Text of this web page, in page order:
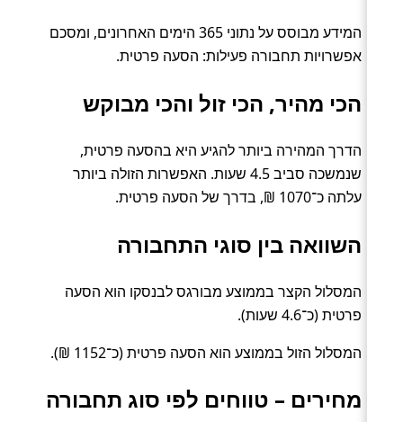
המידע מבוסס על נתוני 365 הימים האחרונים, ומסכם
אפשרויות תחבורה פעילות: הסעה פרטית.
הכי מהיר, הכי זול והכי מבוקש
הדרך המהירה ביותר להגיע היא בהסעה פרטית,
שנמשכה סביב 4.5 שעות. האפשרות הזולה ביותר
עלתה כ־1070 ₪, בדרך של הסעה פרטית.
השוואה בין סוגי התחבורה
המסלול הקצר בממוצע מבורגס לבנסקו הוא הסעה
פרטית (כ־4.6 שעות).
המסלול הזול בממוצע הוא הסעה פרטית (כ־1152 ₪).
מחירים – טווחים לפי סוג תחבורה